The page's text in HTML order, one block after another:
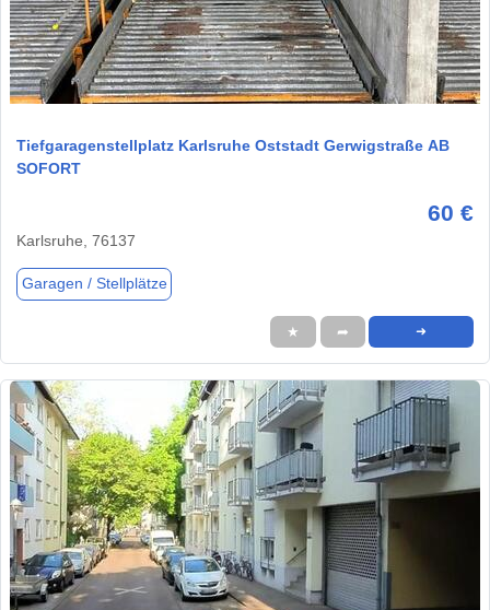
1 / 2
Tiefgaragenstellplatz Karlsruhe Oststadt Gerwigstraße AB
SOFORT
60 €
Karlsruhe, 76137
Garagen / Stellplätze
★ ➦ ➜